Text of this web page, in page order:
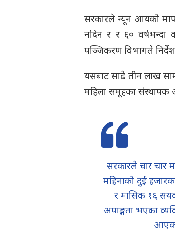
सरकारले न्यून आयको
नदिन र र ६० वर्षभन्दा
पञ्जिकरण विभागले
यसबाट साढे तीन लाख
महिला समूहका संस्थापक
सरकारले चार चार
महिनाको दुई
र मासिक १६
अपाङ्गता भएका